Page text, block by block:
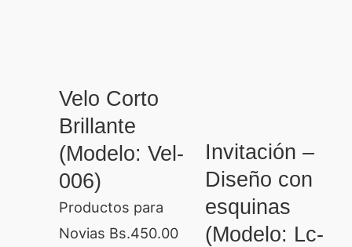
Velo Corto
Brillante
(Modelo: Vel-
006)
Productos para
Novias Bs.450.00
Invitación –
Diseño con
esquinas
(Modelo: Lc-